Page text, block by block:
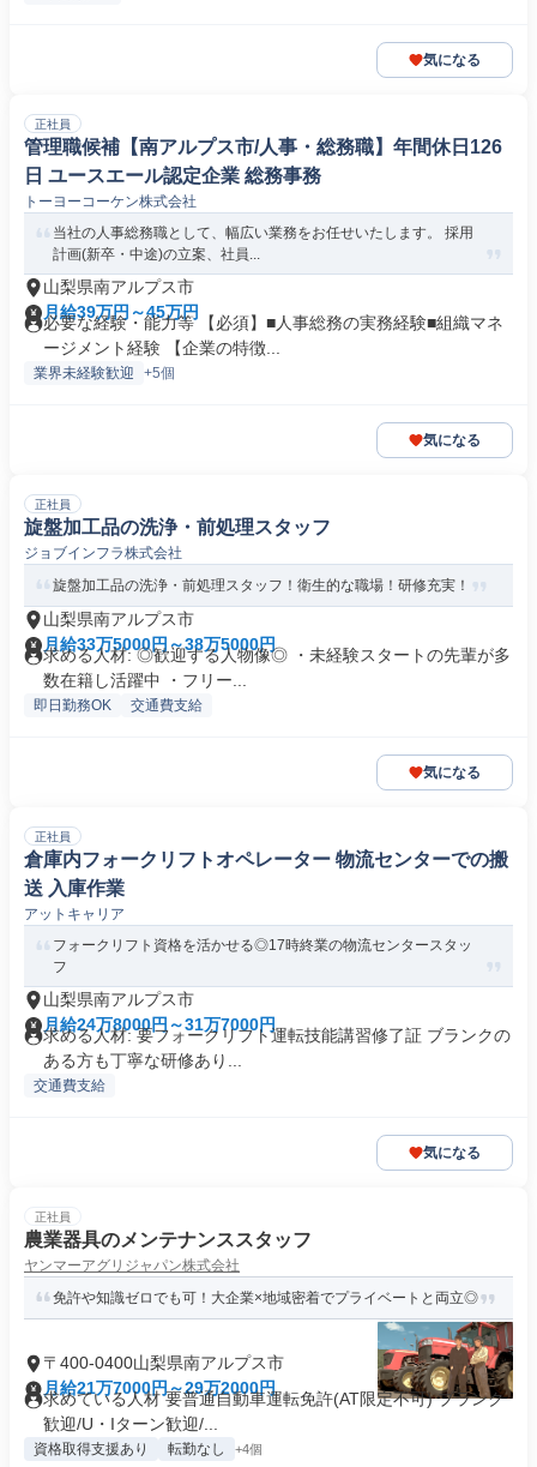
気になる
正社員
管理職候補【南アルプス市/人事・総務職】年間休日126
日 ユースエール認定企業 総務事務
トーヨーコーケン株式会社
当社の人事総務職として、幅広い業務をお任せいたします。 採用
計画(新卒・中途)の立案、社員...
山梨県南アルプス市
月給39万円～45万円
必要な経験・能力等 【必須】■人事総務の実務経験■組織マネ
ージメント経験 【企業の特徴...
業界未経験歓迎 +5個
気になる
正社員
旋盤加工品の洗浄・前処理スタッフ
ジョブインフラ株式会社
旋盤加工品の洗浄・前処理スタッフ！衛生的な職場！研修充実！
山梨県南アルプス市
月給33万5000円～38万5000円
求める人材: ◎歓迎する人物像◎ ・未経験スタートの先輩が多
数在籍し活躍中 ・フリー...
即日勤務OK 交通費支給
気になる
正社員
倉庫内フォークリフトオペレーター 物流センターでの搬
送 入庫作業
アットキャリア
フォークリフト資格を活かせる◎17時終業の物流センタースタッ
フ
山梨県南アルプス市
月給24万8000円～31万7000円
求める人材: 要フォークリフト運転技能講習修了証 ブランクの
ある方も丁寧な研修あり...
交通費支給
気になる
正社員
農業器具のメンテナンススタッフ
ヤンマーアグリジャパン株式会社
免許や知識ゼロでも可！大企業×地域密着でプライベートと両立◎
〒400-0400山梨県南アルプス市
月給21万7000円～29万2000円
求めている人材 要普通自動車運転免許(AT限定不可) ブランク
歓迎/U・Iターン歓迎/...
資格取得支援あり 転勤なし +4個